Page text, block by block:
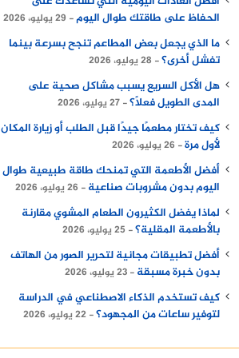
الحفاظ على طاقتك طوال اليوم
29 يوليو، 2026
ما الذي يجعل بعض المطاعم تنجح بسرعة بينما
تفشل أخرى؟
28 يوليو، 2026
هل الأكل السريع يسبب مشاكل صحية على
المدى الطويل فعلًا؟
27 يوليو، 2026
كيف تختار مطعمًا جيدًا قبل الطلب أو زيارة المكان
لأول مرة
26 يوليو، 2026
أفضل الأطعمة التي تمنحك طاقة طبيعية طوال
اليوم بدون مشروبات صناعية
26 يوليو، 2026
لماذا يفضل الكثيرون الطعام المشوي مقارنة
بالأطعمة المقلية؟
25 يوليو، 2026
أفضل تطبيقات مجانية لتحرير الصور من الهاتف
بدون خبرة مسبقة
23 يوليو، 2026
كيف تستخدم الذكاء الاصطناعي في الدراسة
لتوفير ساعات من المجهود؟
22 يوليو، 2026